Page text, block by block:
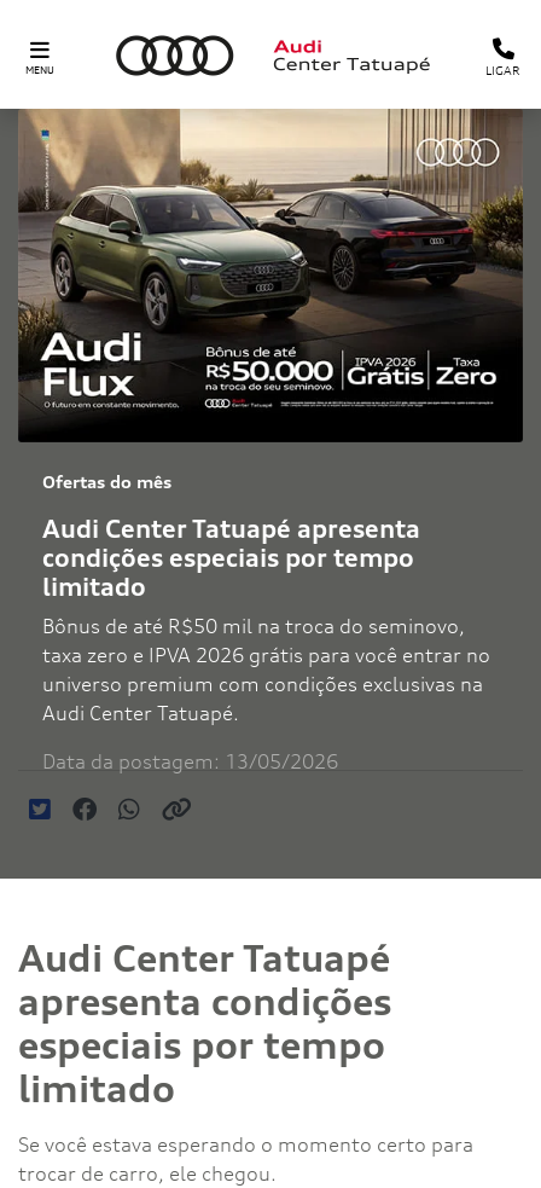
MENU LIGAR
Ofertas do mês
Audi Center Tatuapé apresenta
condições especiais por tempo
limitado
Bônus de até R$50 mil na troca do seminovo,
taxa zero e IPVA 2026 grátis para você entrar no
universo premium com condições exclusivas na
Audi Center Tatuapé.
Data da postagem: 13/05/2026
Audi Center Tatuapé
apresenta condições
especiais por tempo
limitado
Se você estava esperando o momento certo para
trocar de carro, ele chegou.